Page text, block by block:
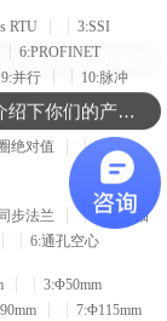
RTU
3:SSI
6:PROFINET
9:并行
10:脉冲
绝对值
3:增量
步法兰
3:盲孔轴
6:通孔空心
3:Φ50mm
7:Φ115mm
可以介绍下你们的产品么？
在有优惠活动么？